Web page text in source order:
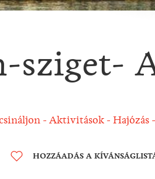
sziget-
Aktivitások Hajózás
HOZZÁADÁS A